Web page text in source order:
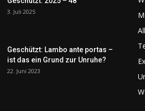
3. Juli 2025
Geschützt: Lambo ante portas –
ist das ein Grund zur Unruhe?
22. Juni 2023